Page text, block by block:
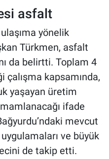
asfalt
yönelik
Türkmen, asfalt
da belirtti. Toplam 4
çalışma kapsamında,
yaşayan üretim
ifade
mevcut
ve büyük
de takip etti.